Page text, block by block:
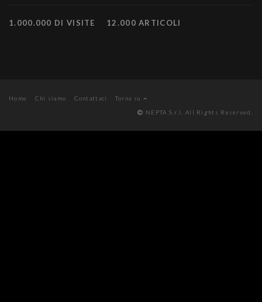
1.000.000 DI VISITE 12.000 ARTICOLI
Home Chi siamo Contattaci
Torna su
NEPTA S.r.l. All Rights Reserved.